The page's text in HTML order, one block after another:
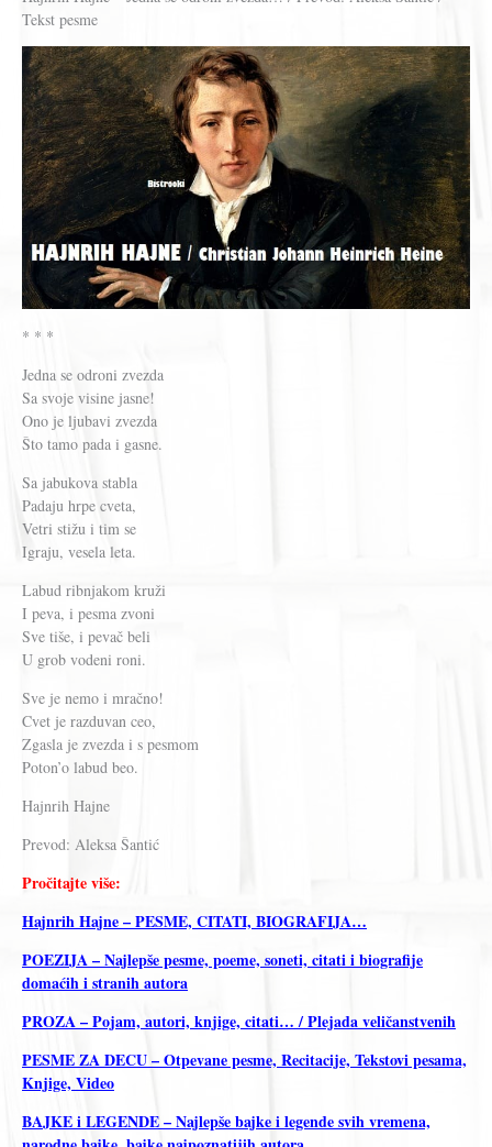
Tekst pesme
* * *
Jedna se odroni zvezda
Sa svoje visine jasne!
Ono je ljubavi zvezda
Što tamo pada i gasne.
Sa jabukova stabla
Padaju hrpe cveta,
Vetri stižu i tim se
Igraju, vesela leta.
Labud ribnjakom kruži
I peva, i pesma zvoni
Sve tiše, i pevač beli
U grob vodeni roni.
Sve je nemo i mračno!
Cvet je razduvan ceo,
Zgasla je zvezda i s pesmom
Poton’o labud beo.
Hajnrih Hajne
Prevod: Aleksa Šantić
Pročitajte više:
Hajnrih Hajne – PESME, CITATI, BIOGRAFIJA…
POEZIJA – Najlepše pesme, poeme, soneti, citati i biografije
domaćih i stranih autora
PROZA – Pojam, autori, knjige, citati… / Plejada veličanstvenih
PESME ZA DECU – Otpevane pesme, Recitacije, Tekstovi pesama,
Knjige, Video
BAJKE i LEGENDE – Najlepše bajke i legende svih vremena,